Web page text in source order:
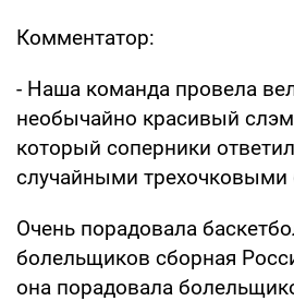
Комментатор:
- Наша команда провела
необычайно красивый
который соперники
случайными трехочковыми
Очень порадовала
болельщиков сборная
она порадовала